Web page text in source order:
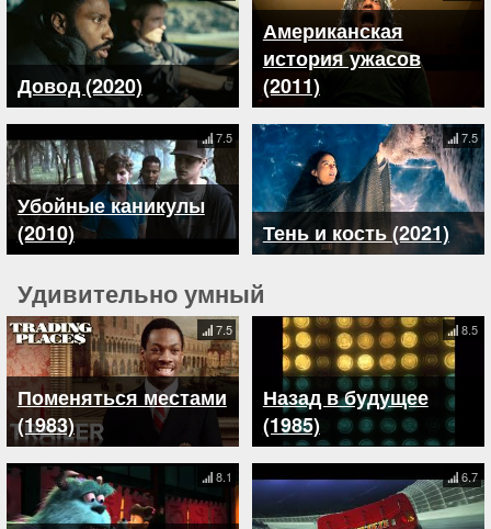
Довод (2020)
Американская
история ужасов
(2011)
Убойные каникулы
(2010)
7.5
Тень и кость (2021)
7.5
Удивительно умный
Поменяться местами
(1983)
7.5
Назад в будущее
(1985)
8.5
8.1 6.7